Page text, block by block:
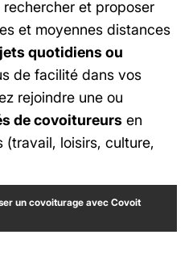
et proposer
et moyennes distances
quotidiens ou
de facilité dans vos
rejoindre une ou
de covoitureurs en
loisirs, culture,
un covoiturage avec Covoit